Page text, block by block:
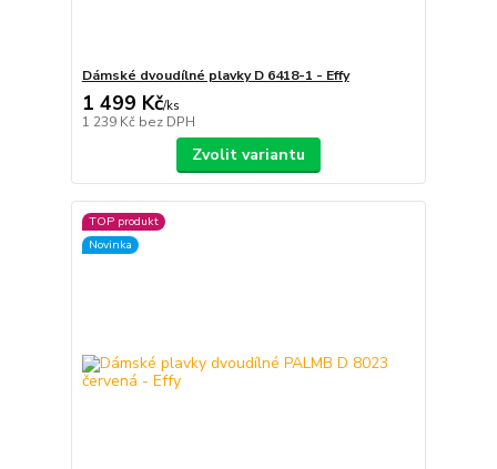
Dámské dvoudílné plavky D 6418-1 - Effy
1 499 Kč/ks
1 239 Kč bez DPH
Zvolit variantu
TOP produkt
Novinka